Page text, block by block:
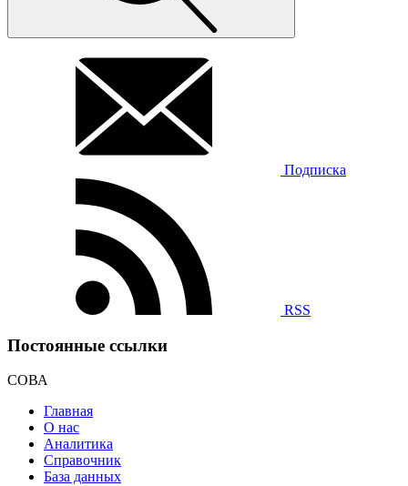
Подписка
RSS
Постоянные ссылки
СОВА
Главная
О нас
Аналитика
Справочник
База данных